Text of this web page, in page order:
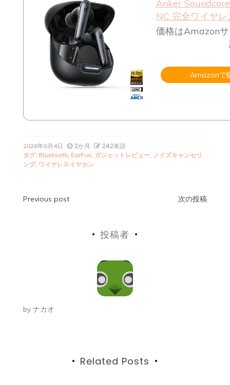
Anker
NC 完全ワイヤ
価格はAmazon
Amazonで
2026年6月4日 2か月 242単語
タグ: Bluetooth, EarFun, ガジェットレビュー, ノイズキャンセリ
ング, ワイヤレスイヤホン
投
シ
Previous post 次の投稿
投稿者
by ナカオ
Related Posts